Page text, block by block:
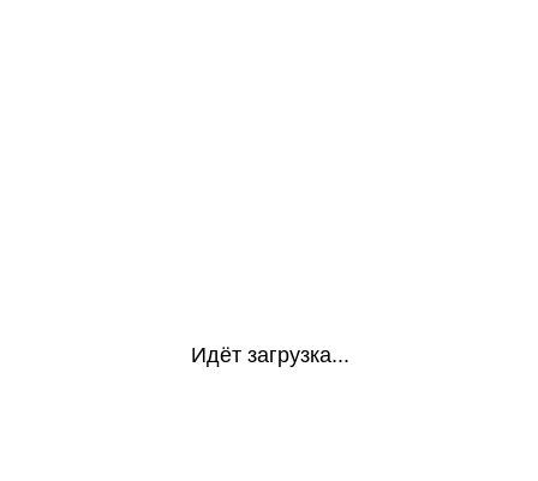
Идёт загрузка...